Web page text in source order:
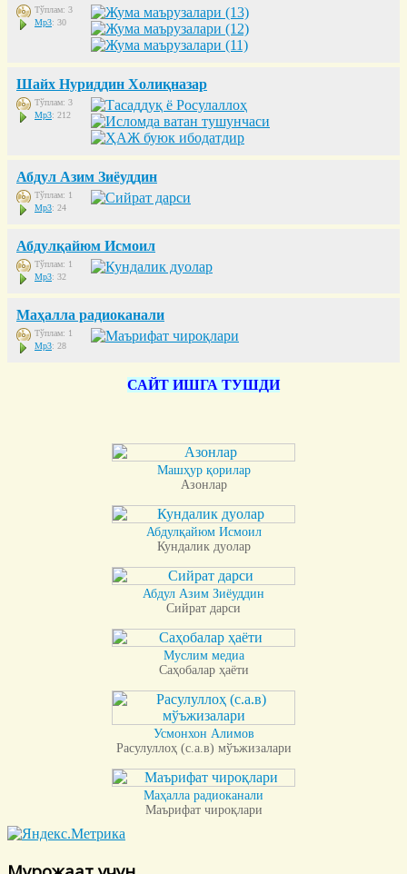
Тўплам: 3
Mp3: 30
Шайх Нуриддин Холиқназар
Тўплам: 3
Mp3: 212
Абдул Азим Зиёуддин
Тўплам: 1
Mp3: 24
Абдулқайюм Исмоил
Тўплам: 1
Mp3: 32
Маҳалла радиоканали
Тўплам: 1
Mp3: 28
САЙТ ИШГА ТУШДИ
Машҳур қорилар
Азонлар
Абдулқайюм Исмоил
Кундалик дуолар
Абдул Азим Зиёуддин
Сийрат дарси
Муслим медиа
Саҳобалар ҳаёти
Усмонхон Алимов
Расулуллоҳ (с.а.в) мўъжизалари
Маҳалла радиоканали
Маърифат чироқлари